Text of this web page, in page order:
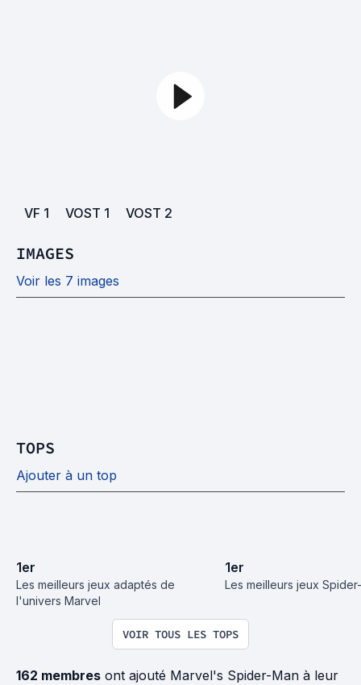
VF 1 VOST 1 VOST 2
IMAGES
Voir les 7 images
TOPS
Ajouter à un top
1er
Les meilleurs jeux adaptés de
l'univers Marvel
1er
Les meilleurs jeux
VOIR TOUS LES TOPS
162 membres ont ajouté Marvel's Spider-Man à leur